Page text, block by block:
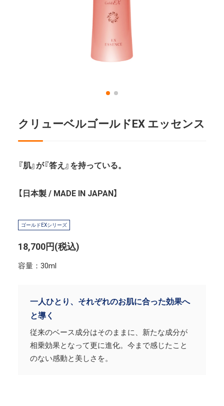
クリューベルゴールドEX エッセンス
『肌』が『答え』を持っている。
【日本製 / MADE IN JAPAN】
ゴールドEXシリーズ
18,700円(税込)
容量：30ml
一人ひとり、それぞれのお肌に合った効果へ
と導く
従来のベース成分はそのままに、新たな成分が
相乗効果となって更に進化。今まで感じたこと
のない感動と美しさを。